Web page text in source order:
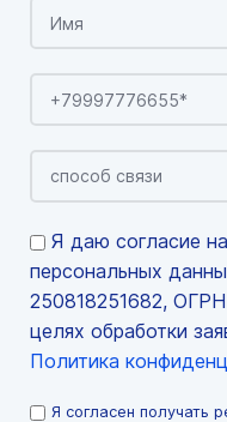
Я даю согласие
персональных
250818251682,
целях обработки
Политика
Я согласен получать